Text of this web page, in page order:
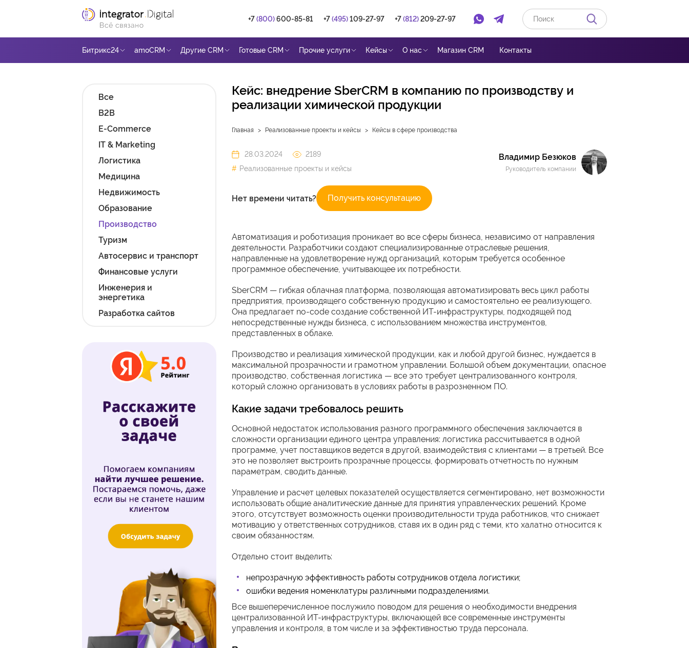
Ссылка на главную страницу
+7(800)600-85-81 +7(495)109-27-97 +7(812)209-27-97 Ссылка на Whatsapp
Ссылка на Telegram
Битрикс24 amoCRM Другие CRM Готовые CRM Прочие услуги Кейсы О нас Магазин CRM Контакты
Все
B2B
E-Commerce
IT & Marketing
Логистика
Медицина
Недвижимость
Образование
Производство
Туризм
Автосервис и транспорт
Финансовые услуги
Инженерия и
энергетика
Разработка сайтов
Кейс: внедрение SberCRM в компанию по производству и
реализации химической продукции
Главная Реализованные проекты и кейсы Кейсы в сфере производства
28.03.2024
2189
Реализованные проекты и кейсы
Владимир Безюков
Руководитель компании
Нет времени читать? Получить консультацию
Автоматизация и роботизация проникает во все сферы бизнеса, независимо от направления
деятельности. Разработчики создают специализированные отраслевые решения,
направленные на удовлетворение нужд организаций, которым требуется особенное
программное обеспечение, учитывающее их потребности.
SberCRM — гибкая облачная платформа, позволяющая автоматизировать весь цикл работы
предприятия, производящего собственную продукцию и самостоятельно ее реализующего.
Она предлагает no-code создание собственной ИТ-инфраструктуры, подходящей под
непосредственные нужды бизнеса, с использованием множества инструментов,
представленных в облаке.
Производство и реализация химической продукции, как и любой другой бизнес, нуждается в
максимальной прозрачности и грамотном управлении. Большой объем документации, опасное
производство, собственная логистика — все это требует централизованного контроля,
который сложно организовать в условиях работы в разрозненном ПО.
Какие задачи требовалось решить
Основной недостаток использования разного программного обеспечения заключается в
сложности организации единого центра управления: логистика рассчитывается в одной
программе, учет поставщиков ведется в другой, взаимодействия с клиентами — в третьей. Все
это не позволяет выстроить прозрачные процессы, формировать отчетность по нужным
параметрам, сводить данные.
Управление и расчет целевых показателей осуществляется сегментировано, нет возможности
использовать общие аналитические данные для принятия управленческих решений. Кроме
этого, отсутствует возможность оценки производительности труда работников, что снижает
мотивацию у ответственных сотрудников, ставя их в один ряд с теми, кто халатно относится к
своим обязанностям.
Отдельно стоит выделить:
непрозрачную эффективность работы сотрудников отдела логистики;
ошибки ведения номенклатуры различными подразделениями.
Все вышеперечисленное послужило поводом для решения о необходимости внедрения
централизованной ИТ-инфраструктуры, включающей все современные инструменты
управления и контроля, в том числе и за эффективностью труда персонала.